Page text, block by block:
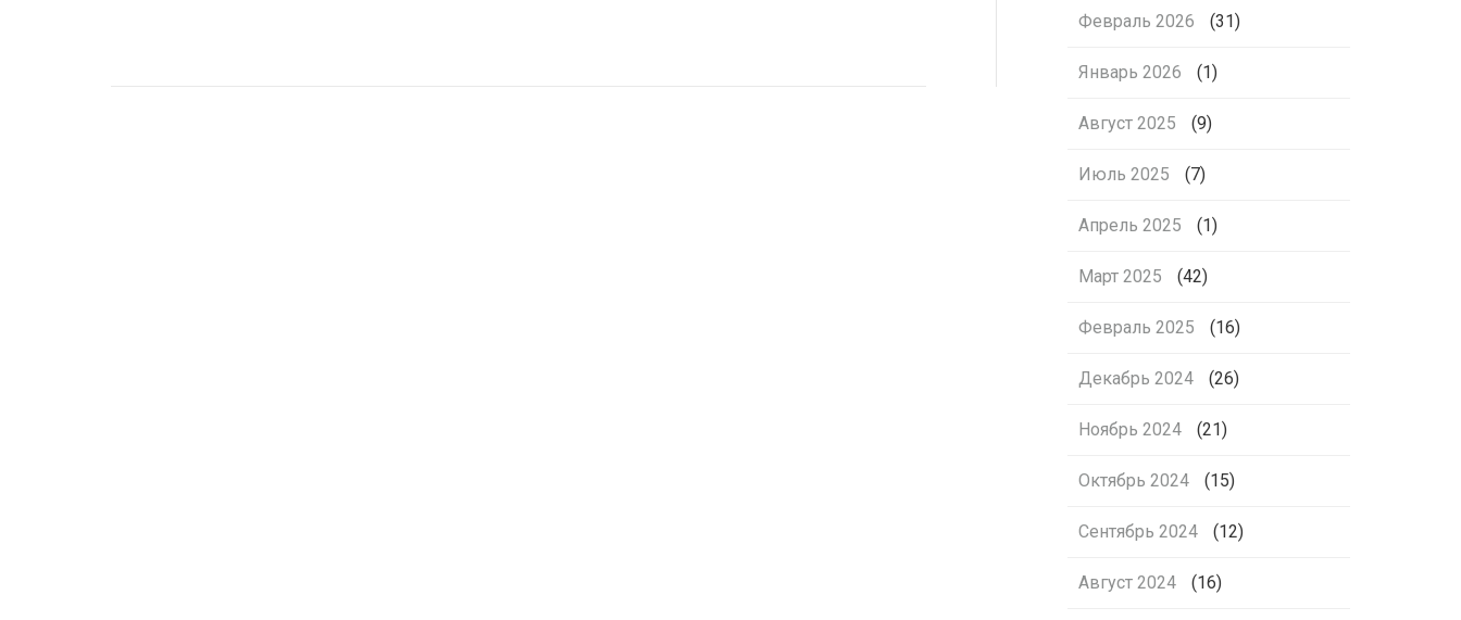
Февраль 2026 (31)
Январь 2026 (1)
Август 2025 (9)
Июль 2025 (7)
Апрель 2025 (1)
Март 2025 (42)
Февраль 2025 (16)
Декабрь 2024 (26)
Ноябрь 2024 (21)
Октябрь 2024 (15)
Сентябрь 2024 (12)
Август 2024 (16)